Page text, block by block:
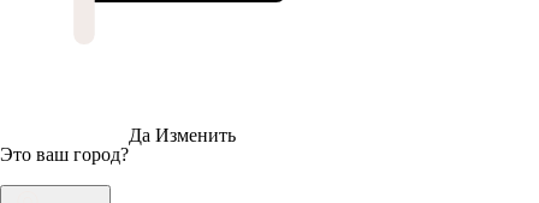
Это ваш город?
Да Изменить